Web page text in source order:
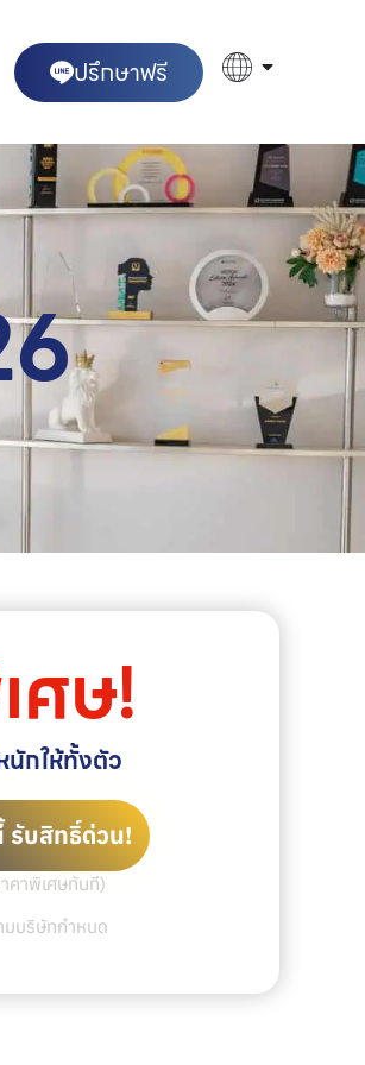
ปรึกษาฟรี
ศษ!
กให้ทั้งตัว
รับสิทธิ์ด่วน!
คาพิเศษทันที)
มบริษัทกำหนด